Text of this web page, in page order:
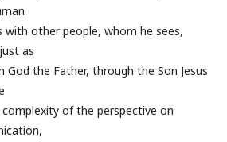
with other people, whom he sees,
as
the Father, through the Son Jesus
of the perspective on